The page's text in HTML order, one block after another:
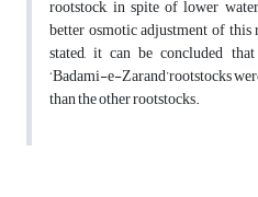
rootstock, in spite of lower
better osmotic adjustment of this
stated, it can be concluded that
‘Badami-e-Zarand’rootstocks
than the other rootstocks.